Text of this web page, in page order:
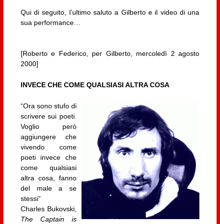
Qui di seguito, l’ultimo saluto a Gilberto e il video di una
sua performance…
[Roberto e Federico, per Gilberto, mercoledì 2 agosto
2000]
INVECE CHE COME QUALSIASI ALTRA COSA
“Ora sono stufo di
scrivere sui poeti.
Voglio però
aggiungere che
vivendo come
poeti invece che
come qualsiasi
altra cosa, fanno
del male a se
stessi”
Charles Bukovski,
The Captain is